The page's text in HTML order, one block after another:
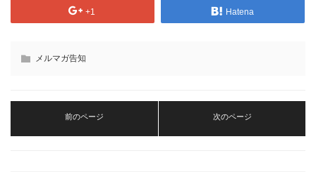
+1 Hatena
メルマガ告知
前のページ 次のページ